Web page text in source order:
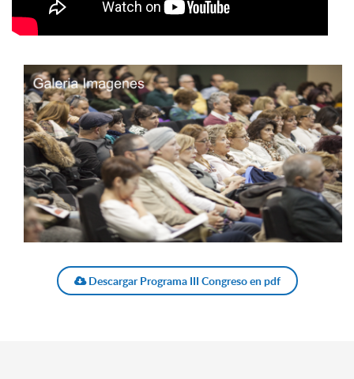
Descargar Programa III Congreso en pdf